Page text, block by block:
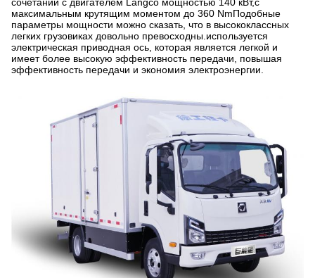
максимальным крутящим моментом до 360 NmПодобные
параметры мощности можно сказать, что в высококлассных
легких грузовиках довольно превосходны.используется
электрическая приводная ось, которая является легкой и
имеет более высокую эффективность передачи, повышая
эффективность передачи и экономия электроэнергии.